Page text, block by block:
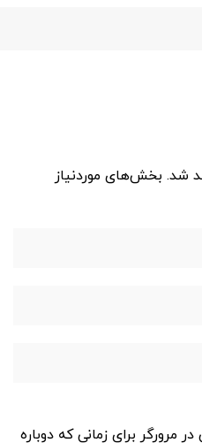
شد. بخش‌های موردنیاز
مرورگر برای زمانی که دوباره